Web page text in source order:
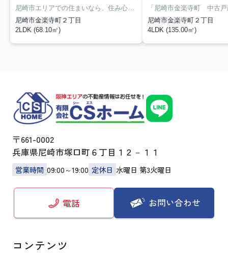
尼崎市エリアでの住まいなら、住み心地も快適な「尼崎市金楽寺町 収益物件 中古テラス」はいかがでしょうか！薬や日用品を買うのに便利なウエルシア金楽寺まで、272mです！家から合志病院まで466mです！一戸建て探しならお任せください！当社のスタッフは、東海道本線尼崎付近での住まい探しをしっかりとサポートいたします！まずは
尼崎市金楽寺町２丁目
2LDK (68.10㎡)
尼崎市金楽寺町２丁目
4LDK (135.00㎡)
〒661-0002
兵庫県尼崎市塚口町６丁目１２－１１
営業時間 09:00～19:00 定休日 水曜日 第3火曜日
電話 お問い合わせ
コンテンツ